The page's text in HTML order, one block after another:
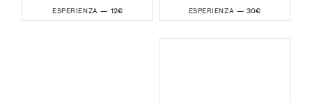
ESPERIENZA — 12€ ESPERIENZA — 30€